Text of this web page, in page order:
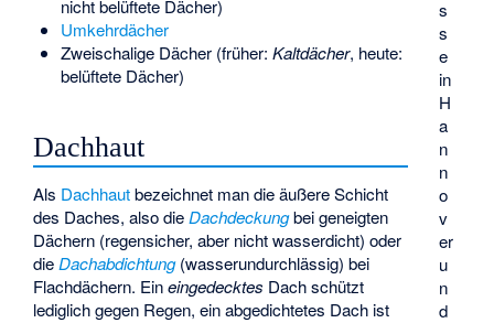
s
s
e
in
H
a
n
n
o
v
er
u
n
d
nicht belüftete Dächer)
Umkehrdächer
Zweischalige Dächer(früher: Kaltdächer, heute:
belüftete Dächer)
Dachhaut
Als Dachhautbezeichnet man die äußere Schicht
des Daches, also dieDachdeckungbei geneigten
Dächern (regensicher, aber nicht wasserdicht) oder
dieDachabdichtung(wasserundurchlässig) bei
Flachdächern. Eineingedecktes Dach schützt
lediglich gegen Regen, ein abgedichtetes Dach ist